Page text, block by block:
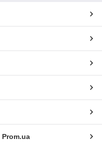
Prom.ua